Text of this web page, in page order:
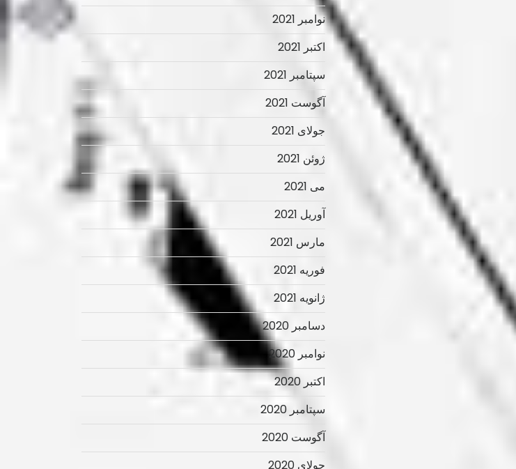
نوامبر 2021
اکتبر 2021
سپتامبر 2021
آگوست 2021
جولای 2021
ژوئن 2021
می 2021
آوریل 2021
مارس 2021
فوریه 2021
ژانویه 2021
دسامبر 2020
نوامبر 2020
اکتبر 2020
سپتامبر 2020
آگوست 2020
جولای 2020